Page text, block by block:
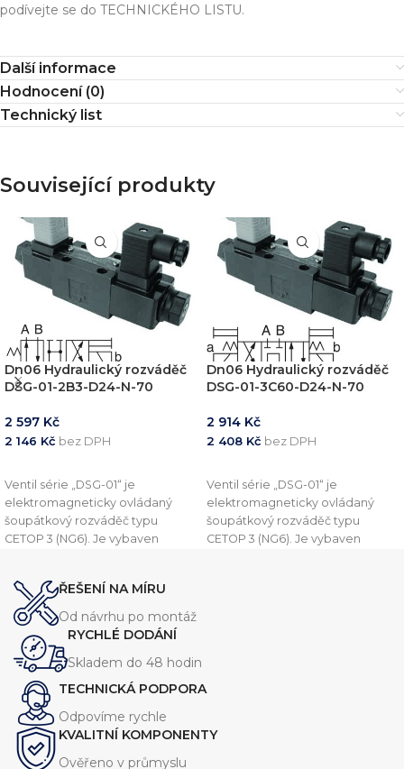
podívejte se do TECHNICKÉHO LISTU.
Další informace
Hodnocení (0)
Technický list
Související produkty
Dn06 Hydraulický rozváděč
DSG-01-2B3-D24-N-70
2 597 Kč
2 146 Kč bez DPH
Ventil série „DSG-01“ je
elektromagneticky ovládaný
šoupátkový rozváděč typu
CETOP 3 (NG6). Je vybaven
rychlé ovládání. Tento rozvaděč
je navržen s ohledem na
vysokou spolehlivost, nízké
tlakové ztráty a snadnou
instalaci.
Dn06 Hydraulický rozváděč
DSG-01-3C60-D24-N-70
2 914 Kč
2 408 Kč bez DPH
Ventil série „DSG-01“ je
elektromagneticky ovládaný
šoupátkový rozváděč typu
CETOP 3 (NG6). Je vybaven
ŘEŠENÍ NA MÍRU
Od návrhu po montáž
RYCHLÉ DODÁNÍ
Skladem do 48 hodin
TECHNICKÁ PODPORA
Odpovíme rychle
KVALITNÍ KOMPONENTY
Ověřeno v průmyslu